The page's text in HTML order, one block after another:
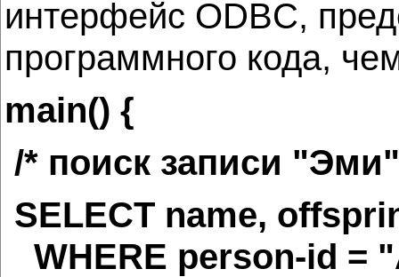
интерфейс ODBC,
программного кода,
main() {
/* поиск записи
SELECT name,
WHERE person-id =